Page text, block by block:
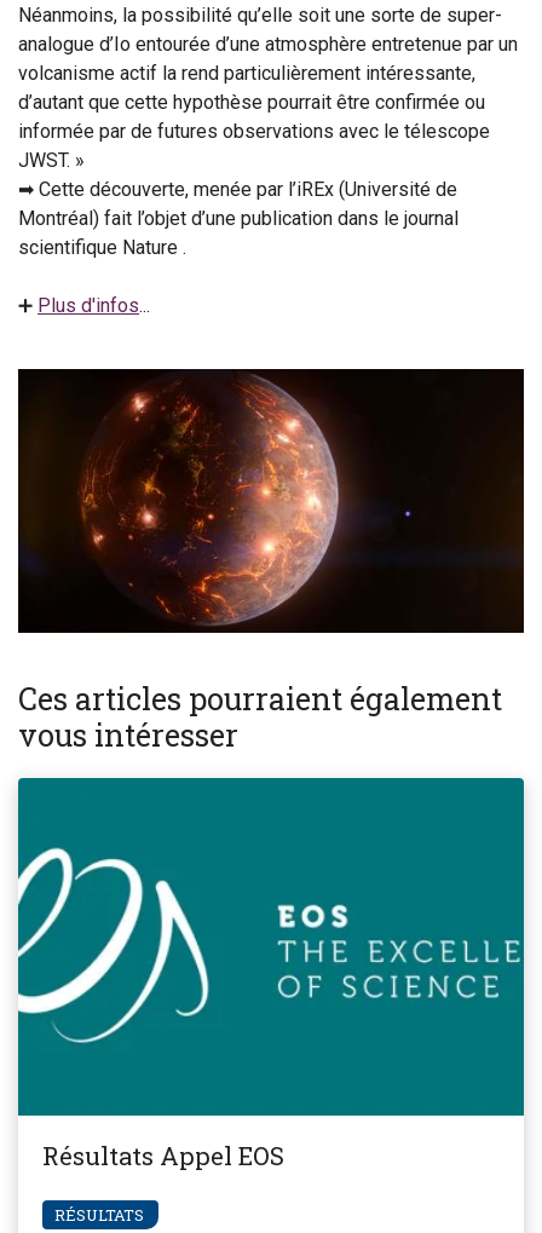
Néanmoins, la possibilité qu’elle soit une sorte de super-
analogue d’Io entourée d’une atmosphère entretenue par un
volcanisme actif la rend particulièrement intéressante,
d’autant que cette hypothèse pourrait être confirmée ou
informée par de futures observations avec le télescope
JWST. »
➡ Cette découverte, menée par l’iREx (Université de
Montréal) fait l’objet d’une publication dans le journal
scientifique Nature .
➕ Plus d'infos...
Ces articles pourraient également
vous intéresser
Résultats Appel EOS
RÉSULTATS